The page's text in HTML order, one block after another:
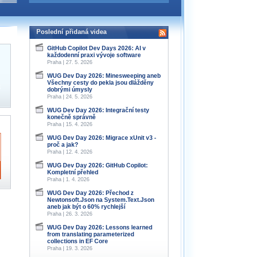
Poslední přidaná videa
GitHub Copilot Dev Days 2026: AI v
každodenní praxi vývoje software
Praha | 27. 5. 2026
WUG Dev Day 2026: Minesweeping aneb
Všechny cesty do pekla jsou dlážděny
dobrými úmysly
Praha | 24. 5. 2026
WUG Dev Day 2026: Integrační testy
konečně správně
Praha | 15. 4. 2026
WUG Dev Day 2026: Migrace xUnit v3 -
proč a jak?
Praha | 12. 4. 2026
WUG Dev Day 2026: GitHub Copilot:
Kompletní přehled
Praha | 1. 4. 2026
WUG Dev Day 2026: Přechod z
Newtonsoft.Json na System.Text.Json
aneb jak být o 60% rychlejší
Praha | 26. 3. 2026
WUG Dev Day 2026: Lessons learned
from translating parameterized
collections in EF Core
Praha | 19. 3. 2026